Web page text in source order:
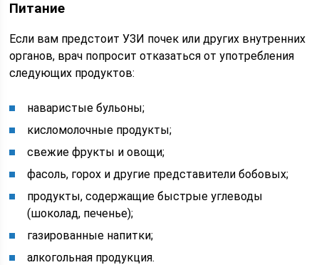
Питание
Если вам предстоит УЗИ почек или других внутренних
органов, врач попросит отказаться от употребления
следующих продуктов:
наваристые бульоны;
кисломолочные продукты;
свежие фрукты и овощи;
фасоль, горох и другие представители бобовых;
продукты, содержащие быстрые углеводы
(шоколад, печенье);
газированные напитки;
алкогольная продукция.